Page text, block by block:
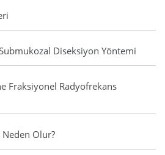
Diseksiyon Yöntemi
Fraksiyonel Radyofrekans
Olur?